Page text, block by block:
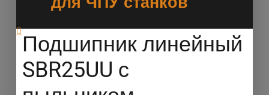
Подшипник линейный
SBR25UU с